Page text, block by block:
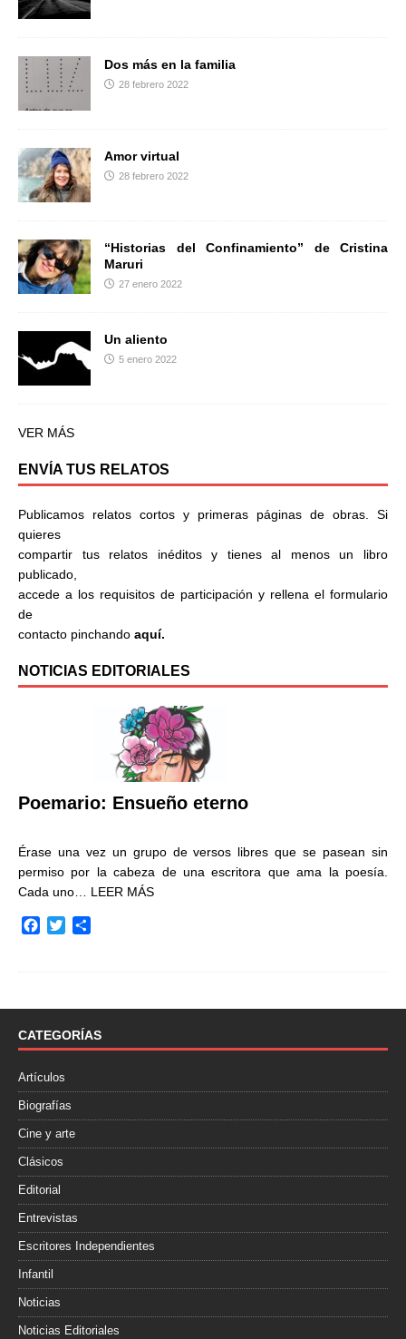
Dos más en la familia
28 febrero 2022
Amor virtual
28 febrero 2022
“Historias del Confinamiento” de Cristina
Maruri
27 enero 2022
Un aliento
5 enero 2022
VER MÁS
ENVÍA TUS RELATOS
Publicamos relatos cortos y primeras páginas de obras. Si
quieres
compartir tus relatos inéditos y tienes al menos un libro
publicado,
accede a los requisitos de participación y rellena el formulario
de
contacto pinchando aquí.
NOTICIAS EDITORIALES
Poemario: Ensueño eterno
Érase una vez un grupo de versos libres que se pasean sin
permiso por la cabeza de una escritora que ama la poesía.
Cada uno… LEER MÁS
o
k
r
t
i
CATEGORÍAS
Artículos
Biografías
Cine y arte
Clásicos
Editorial
Entrevistas
Escritores Independientes
Infantil
Noticias
Noticias Editoriales